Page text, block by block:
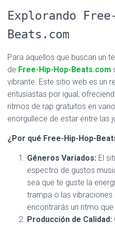
Explorando
Beats.com
Para aquellos que buscan un
de Free-Hip-Hop-Beats.com
vibrante. Este sitio web es un
entusiastas por igual,
ritmos de rap gratuitos en
enorgullece de estar entre las
¿Por qué Free-Hip-Hop-
Géneros Variados: El
espectro de gustos
sea que te guste la
trampa o las vibraciones
encontrarás un ritmo
Producción de Calidad: